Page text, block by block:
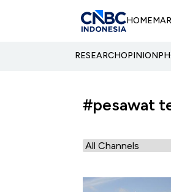
HOME
RESEARCHOPINION
#pesawat